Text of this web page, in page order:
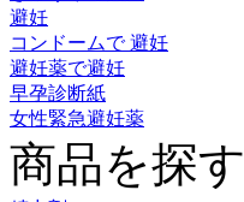
避妊
コンドームで 避妊
避妊薬で避妊
早孕診断紙
女性緊急避妊薬
商品を探す